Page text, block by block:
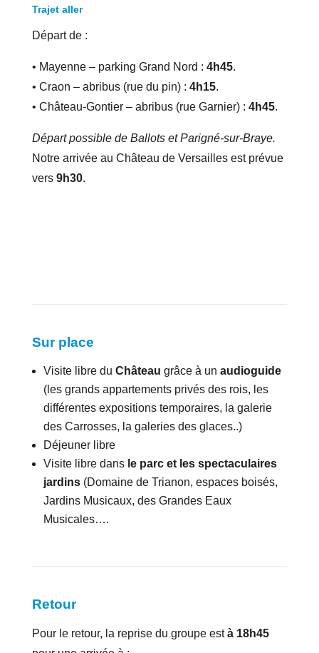
Trajet aller
Départ de :
• Mayenne – parking Grand Nord : 4h45.
• Craon – abribus (rue du pin) : 4h15.
• Château-Gontier – abribus (rue Garnier) : 4h45.
Départ possible de Ballots et Parigné-sur-Braye.
Notre arrivée au Château de Versailles est prévue
vers 9h30.
Sur place
Visite libre du Château grâce à un audioguide
(les grands appartements privés des rois, les
différentes expositions temporaires, la galerie
des Carrosses, la galeries des glaces..)
Déjeuner libre
Visite libre dans le parc et les spectaculaires
jardins(Domaine de Trianon, espaces boisés,
Jardins Musicaux, des Grandes Eaux
Musicales….
Retour
Pour le retour, la reprise du groupe està 18h45